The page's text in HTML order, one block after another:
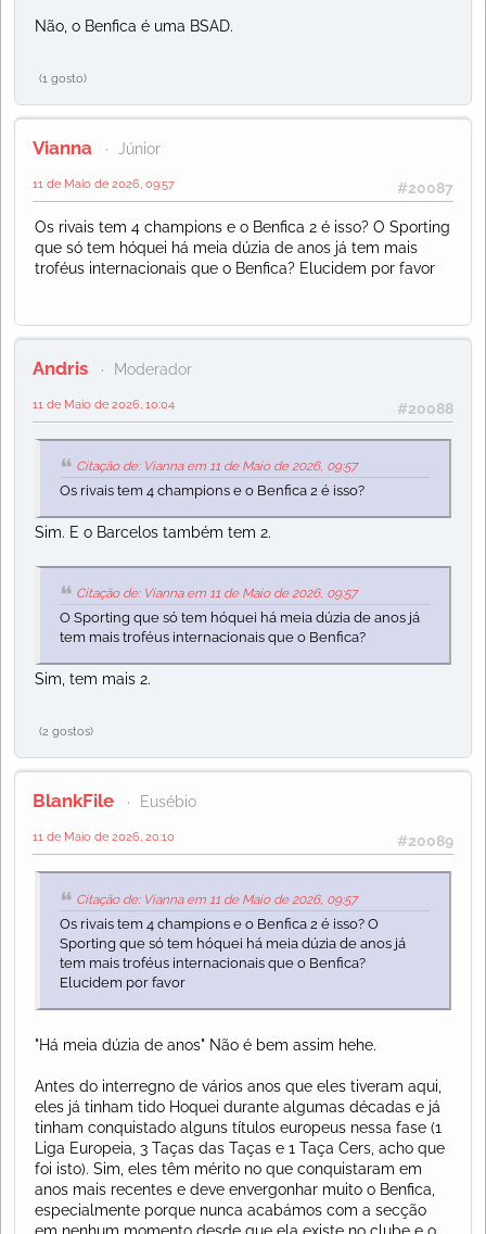
Não, o Benfica é uma BSAD.
(1 gosto)
Vianna Júnior
#20087
11 de Maio de 2026, 09:57
Os rivais tem 4 champions e o Benfica 2 é isso? O Sporting
que só tem hóquei há meia dúzia de anos já tem mais
troféus internacionais que o Benfica? Elucidem por favor
Andris Moderador
#20088
11 de Maio de 2026, 10:04
Citação de: Vianna em 11 de Maio de 2026, 09:57
Os rivais tem 4 champions e o Benfica 2 é isso?
Sim. E o Barcelos também tem 2.
Citação de: Vianna em 11 de Maio de 2026, 09:57
O Sporting que só tem hóquei há meia dúzia de anos já
tem mais troféus internacionais que o Benfica?
Sim, tem mais 2.
(2 gostos)
BlankFile Eusébio
#20089
11 de Maio de 2026, 20:10
Citação de: Vianna em 11 de Maio de 2026, 09:57
Os rivais tem 4 champions e o Benfica 2 é isso? O
Sporting que só tem hóquei há meia dúzia de anos já
tem mais troféus internacionais que o Benfica?
Elucidem por favor
"Há meia dúzia de anos" Não é bem assim hehe.
Antes do interregno de vários anos que eles tiveram aqui,
eles já tinham tido Hoquei durante algumas décadas e já
tinham conquistado alguns títulos europeus nessa fase (1
Liga Europeia, 3 Taças das Taças e 1 Taça Cers, acho que
foi isto). Sim, eles têm mérito no que conquistaram em
anos mais recentes e deve envergonhar muito o Benfica,
especialmente porque nunca acabámos com a secção